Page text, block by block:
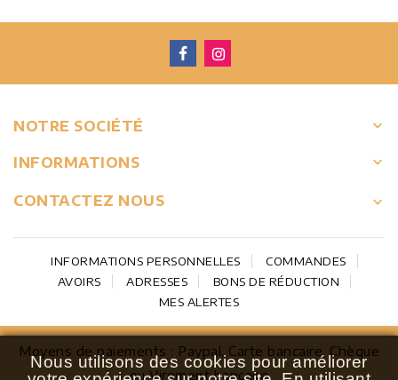
NOTRE SOCIÉTÉ keyboard_arrow_down
INFORMATIONS 
CONTACTEZ NOUS keyboard_arrow_down
INFORMATIONS PERSONNELLES
COMMANDES
AVOIRS
ADRESSES
BONS DE RÉDUCTION
MES ALERTES
Nous utilisons des cookies pour améliorer
Moyens de paiements : Paypal, Carte bancaire, Chèque
ou Virement bancaire